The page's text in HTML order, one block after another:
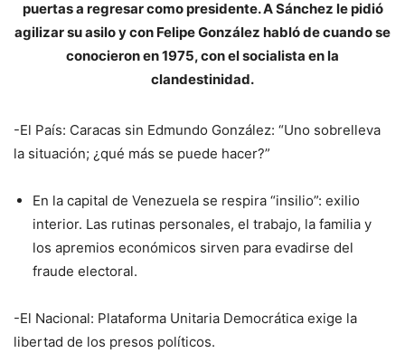
puertas a regresar como presidente. A Sánchez le pidió
agilizar su asilo y con Felipe González habló de cuando se
conocieron en 1975, con el socialista en la
clandestinidad.
-El País: Caracas sin Edmundo González: “Uno sobrelleva
la situación; ¿qué más se puede hacer?”
En la capital de Venezuela se respira “insilio”: exilio
interior. Las rutinas personales, el trabajo, la familia y
los apremios económicos sirven para evadirse del
fraude electoral.
-El Nacional: Plataforma Unitaria Democrática exige la
libertad de los presos políticos.